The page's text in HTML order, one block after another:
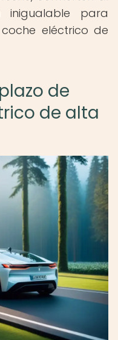
para
eléctrico de
de
de alta